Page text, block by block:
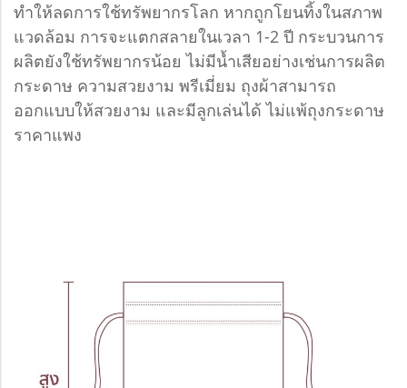
ทำให้ลดการใช้ทรัพยากรโลก หากถูกโยนทิ้งในสภาพ
แวดล้อม การจะแตกสลายในเวลา 1-2 ปี กระบวนการ
ผลิตยังใช้ทรัพยากรน้อย ไม่มีน้ำเสียอย่างเช่นการผลิต
กระดาษ ความสวยงาม พรีเมี่ยม ถุงผ้าสามารถ
ออกแบบให้สวยงาม และมีลูกเล่นได้ ไม่แพ้ถุงกระดาษ
ราคาแพง